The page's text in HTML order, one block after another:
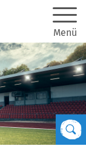
Menü